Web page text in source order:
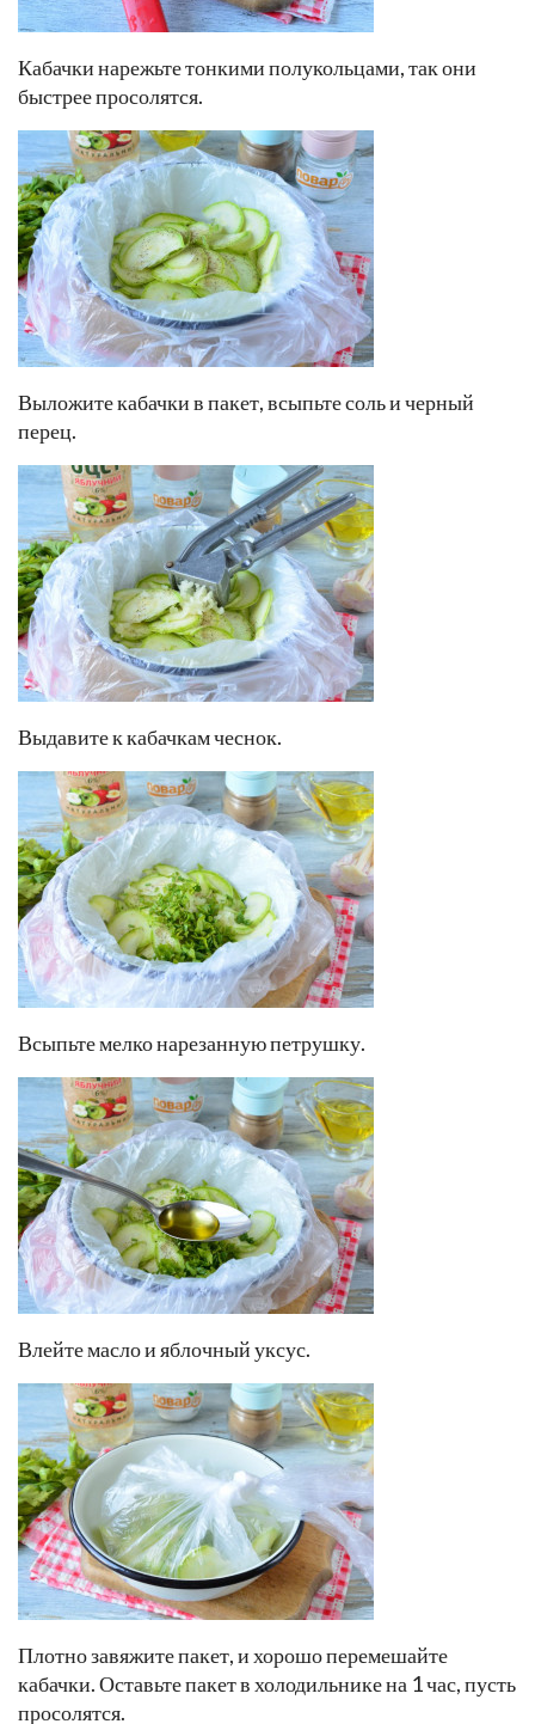
Кабачки нарежьте тонкими полукольцами, так они
быстрее просолятся.
Выложите кабачки в пакет, всыпьте соль и черный
перец.
Выдавите к кабачкам чеснок.
Всыпьте мелко нарезанную петрушку.
Влейте масло и яблочный уксус.
Плотно завяжите пакет, и хорошо перемешайте
кабачки. Оставьте пакет в холодильнике на 1 час, пусть
просолятся.